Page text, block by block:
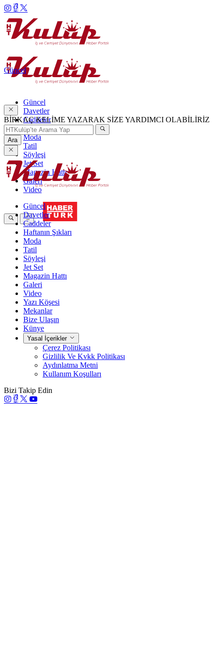
Güncel
Davetler
Caddeler
Haftanın Şıkları
Moda
Tatil
Söyleşi
Jet Set
Magazin Hattı
Galeri
Video
Güncel
BİRKAÇ KELİME YAZARAK SİZE YARDIMCI OLABİLİRİZ
Ara
Güncel
Davetler
Caddeler
Haftanın Şıkları
Moda
Tatil
Söyleşi
Jet Set
Magazin Hattı
Galeri
Video
Yazı Köşesi
Mekanlar
Bize Ulaşın
Künye
Yasal İçerikler
Çerez Politikası
Gizlilik Ve Kvkk Politikası
Aydınlatma Metni
Kullanım Koşulları
Bizi Takip Edin